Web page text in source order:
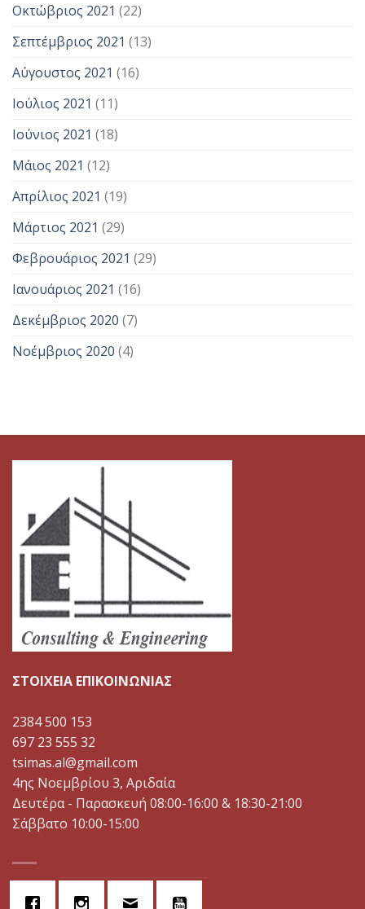
Οκτώβριος 2021 (22)
Σεπτέμβριος 2021 (13)
Αύγουστος 2021 (16)
Ιούλιος 2021 (11)
Ιούνιος 2021 (18)
Μάιος 2021 (12)
Απρίλιος 2021 (19)
Μάρτιος 2021 (29)
Φεβρουάριος 2021 (29)
Ιανουάριος 2021 (16)
Δεκέμβριος 2020 (7)
Νοέμβριος 2020 (4)
ΣΤΟΙΧΕΙΑ ΕΠΙΚΟΙΝΩΝΙΑΣ
2384 500 153
697 23 555 32
tsimas.al@gmail.com
4ης Νοεμβρίου 3, Αριδαία
Δευτέρα - Παρασκευή 08:00-16:00 & 18:30-21:00
Σάββατο 10:00-15:00